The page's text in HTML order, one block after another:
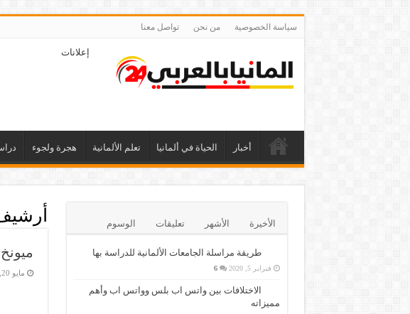
سياسة الخصوصية من نحن تواصل معنا
إعلانات
أخبار الحياة في ألمانيا تعلم الألمانية هجرة ولجوء
مايو 20, 2023
الأخيرة الأشهر تعليقات الوسوم
طريقة مراسلة الجامعات الألمانية للدراسة بها
فبراير 5, 2020 6
الاختلافات بين واتس اب بلس وواتس اب وأهم
مميزاته